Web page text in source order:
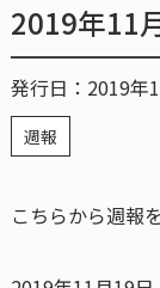
2019年11
発行日：2019年
週報
こちらから週報